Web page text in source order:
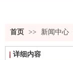
首页 >> 新闻中心
详细内容